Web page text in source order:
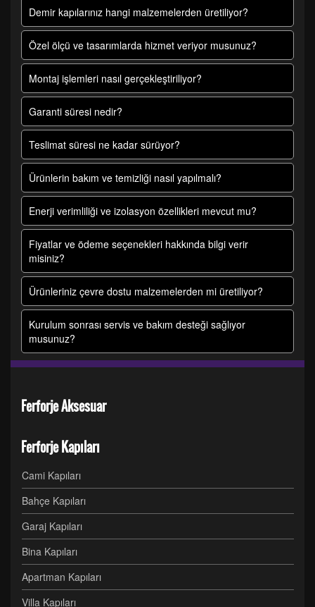
Demir kapılarınız hangi malzemelerden üretiliyor?
Özel ölçü ve tasarımlarda hizmet veriyor musunuz?
Montaj işlemleri nasıl gerçekleştiriliyor?
Garanti süresi nedir?
Teslimat süresi ne kadar sürüyor?
Ürünlerin bakım ve temizliği nasıl yapılmalı?
Enerji verimliliği ve izolasyon özellikleri mevcut mu?
Fiyatlar ve ödeme seçenekleri hakkında bilgi verir
misiniz?
Ürünleriniz çevre dostu malzemelerden mi üretiliyor?
Kurulum sonrası servis ve bakım desteği sağlıyor
musunuz?
Ferforje Aksesuar
Ferforje Kapıları
Cami Kapıları
Bahçe Kapıları
Garaj Kapıları
Bina Kapıları
Apartman Kapıları
Villa Kapıları